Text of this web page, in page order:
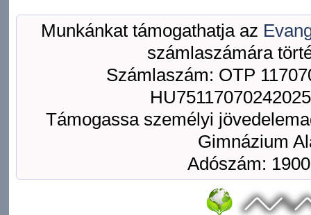
Munkánkat támogathatja az
számlaszámára
Számlaszám: OTP
Támogassa személyi
Gimnázium
Adószám: